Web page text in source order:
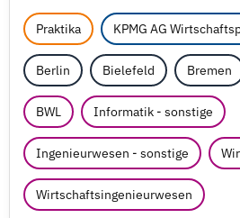
Praktika KPMG AG
Berlin Bielefeld Bremen
BWL Informatik - sonstige
Ingenieurwesen - sonstige
Wirtschaftsingenieurwesen